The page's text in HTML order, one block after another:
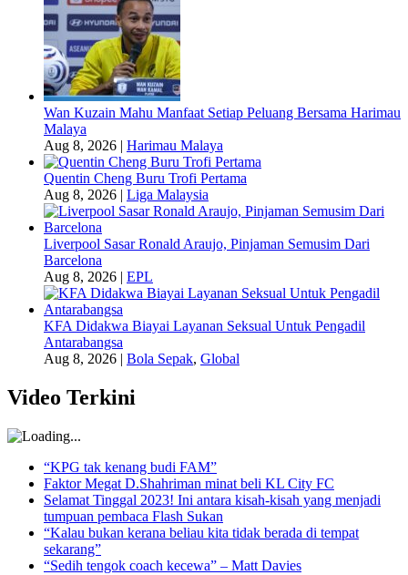
Wan Kuzain Mahu Manfaat Setiap Peluang Bersama Harimau
Malaya
Aug 8, 2026 | Harimau Malaya
Quentin Cheng Buru Trofi Pertama
Aug 8, 2026 | Liga Malaysia
Liverpool Sasar Ronald Araujo, Pinjaman Semusim Dari
Barcelona
Aug 8, 2026 | EPL
KFA Didakwa Biayai Layanan Seksual Untuk Pengadil
Antarabangsa
Aug 8, 2026 | Bola Sepak, Global
Video Terkini
“KPG tak kenang budi FAM”
Faktor Megat D.Shahriman minat beli KL City FC
Selamat Tinggal 2023! Ini antara kisah-kisah yang menjadi
tumpuan pembaca Flash Sukan
“Kalau bukan kerana beliau kita tidak berada di tempat
sekarang”
“Sedih tengok coach kecewa” – Matt Davies